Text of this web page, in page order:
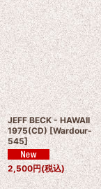
JEFF BECK - HAWAII
1975(CD) [Wardour-
545]
2,500円(税込)